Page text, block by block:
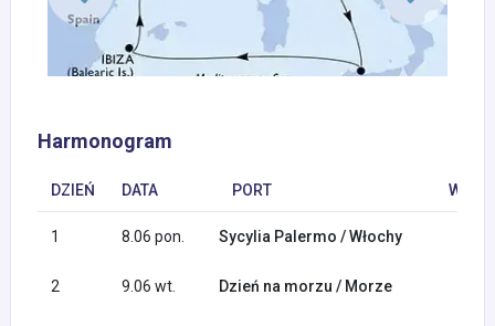
Harmonogram
DZIEŃ DATA PORT
1 8.06 pon. Sycylia Palermo / Włochy
2 9.06 wt. Dzień na morzu / Morze